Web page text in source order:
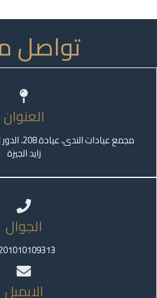
تواصل
العنوان
مجمع
زايد الجيزة
الجوال
الايميل